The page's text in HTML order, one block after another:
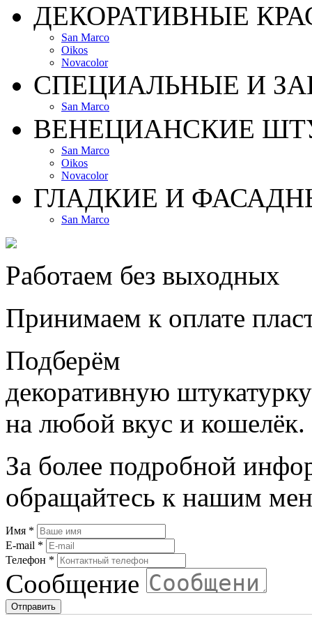
ДЕКОРАТИВНЫЕ
San Marco
Oikos
Novacolor
СПЕЦИАЛЬНЫЕ И
San Marco
ВЕНЕЦИАНСКИЕ
San Marco
Oikos
Novacolor
ГЛАДКИЕ И
San Marco
Работаем без выходных
Принимаем к оплате
Подберём
декоративную штукатурку
на любой вкус и кошелёк.
За более подробной
обращайтесь к нашим
Имя *
E-mail *
Телефон *
Сообщение